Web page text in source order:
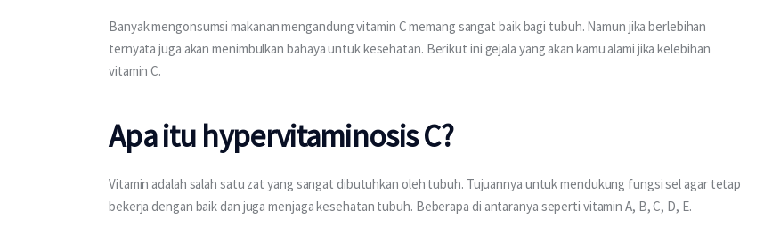
Banyak mengonsumsi makanan mengandung vitamin C memang sangat baik bagi tubuh. Namun jika berlebihan
ternyata juga akan menimbulkan bahaya untuk kesehatan. Berikut ini gejala yang akan kamu alami jika kelebihan
vitamin C.
Apa itu hypervitaminosis C?
Vitamin adalah salah satu zat yang sangat dibutuhkan oleh tubuh. Tujuannya untuk mendukung fungsi sel agar tetap
bekerja dengan baik dan juga menjaga kesehatan tubuh. Beberapa di antaranya seperti vitamin A, B, C, D, E.